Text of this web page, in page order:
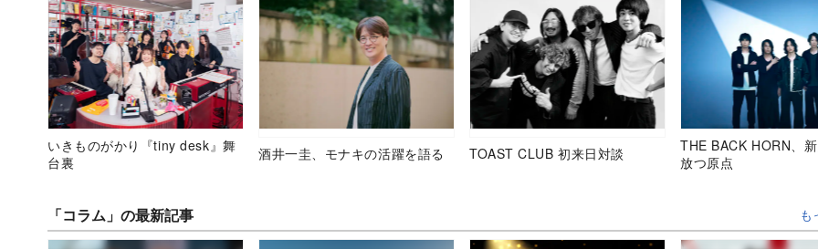
いきものがかり『tiny desk』舞
台裏
酒井一圭、モナキの活躍を語る TOAST CLUB 初来日対談
THE BACK HORN、
放つ原点
「コラム」の最新記事 も